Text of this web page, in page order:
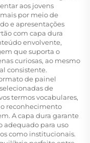
aos jovens
por meio de
e apresentações
com capa dura
envolvente,
que suporta o
curiosas, ao mesmo
consistente.
de painel
de
termos vocabulares,
reconhecimento
A capa dura garante
adequado para uso
como institucionais.